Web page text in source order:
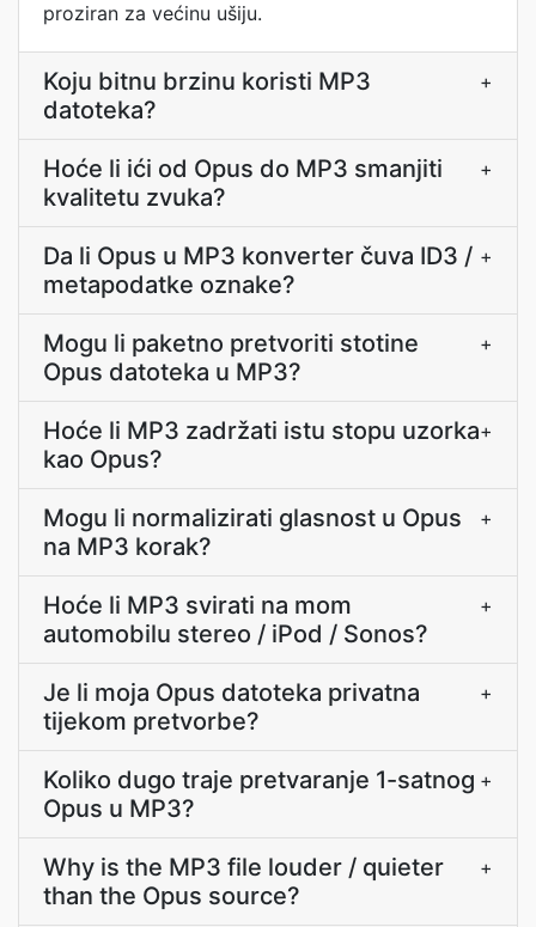
proziran za većinu ušiju.
Koju bitnu brzinu koristi MP3
datoteka?
+
Hoće li ići od Opus do MP3 smanjiti
kvalitetu zvuka?
+
Da li Opus u MP3 konverter čuva ID3 /
metapodatke oznake?
+
Mogu li paketno pretvoriti stotine
Opus datoteka u MP3?
+
Hoće li MP3 zadržati istu stopu uzorka
kao Opus?
+
Mogu li normalizirati glasnost u Opus
na MP3 korak?
+
Hoće li MP3 svirati na mom
automobilu stereo / iPod / Sonos?
+
Je li moja Opus datoteka privatna
tijekom pretvorbe?
+
Koliko dugo traje pretvaranje 1-satnog
Opus u MP3?
+
Why is the MP3 file louder / quieter
than the Opus source?
+